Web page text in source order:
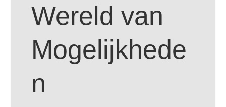
Wereld van
Mogelijkhede
n